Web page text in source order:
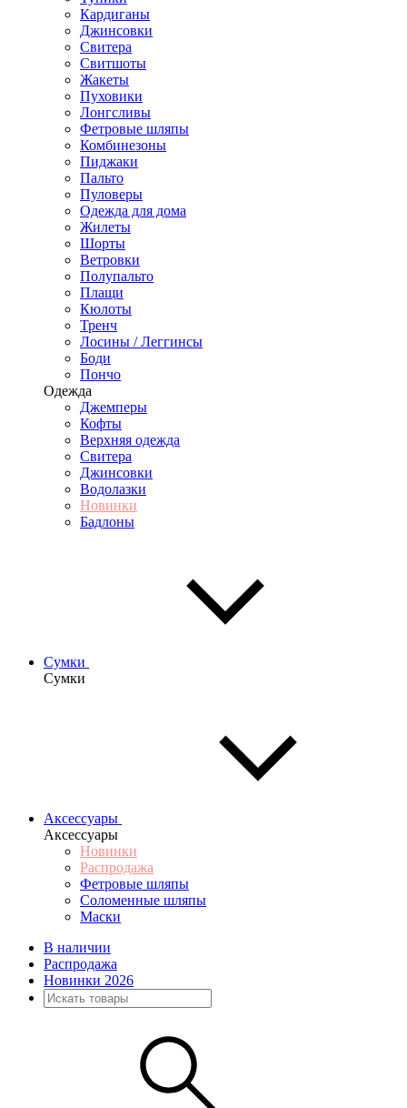
Кардиганы
Джинсовки
Свитера
Свитшоты
Жакеты
Пуховики
Лонгсливы
Фетровые шляпы
Комбинезоны
Пиджаки
Пальто
Пуловеры
Одежда для дома
Жилеты
Шорты
Ветровки
Полупальто
Плащи
Кюлоты
Тренч
Лосины / Леггинсы
Боди
Пончо
Одежда
Джемперы
Кофты
Верхняя одежда
Свитера
Джинсовки
Водолазки
Новинки
Бадлоны
Сумки
Сумки
Аксессуары
Аксессуары
Новинки
Распродажа
Фетровые шляпы
Соломенные шляпы
Маски
В наличии
Распродажа
Новинки 2026